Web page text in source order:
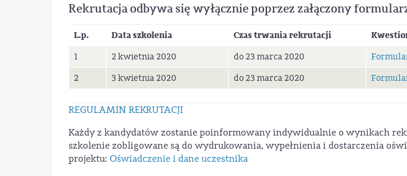
Rekrutacja odbywa się wyłącznie poprzez załączony
L.p. Data szkolenia Czas trwania rekrutacji
1 2 kwietnia 2020 do 23 marca 2020
2
3 kwietnia 2020 do 23 marca 2020
REGULAMIN REKRUTACJI
Każdy z kandydatów zostanie poinformowany indywidualnie o wynikach
szkolenie zobligowane są do wydrukowania, wypełnienia i dostarczenia
projektu: Oświadczenie i dane uczestnika